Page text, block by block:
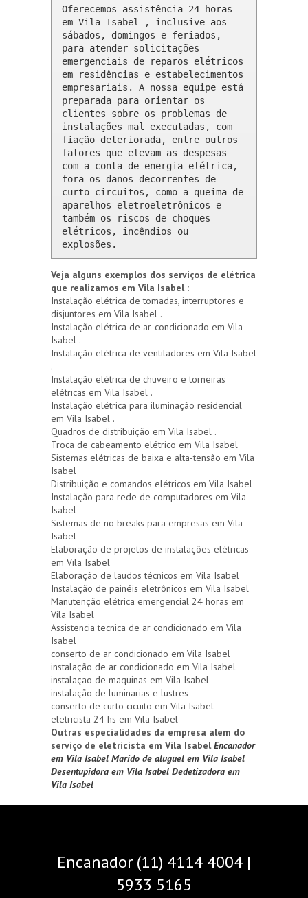
Oferecemos assistência 24 horas
em Vila Isabel , inclusive aos
sábados, domingos e feriados,
para atender solicitações
emergenciais de reparos elétricos
em residências e estabelecimentos
empresariais. A nossa equipe está
preparada para orientar os
clientes sobre os problemas de
instalações mal executadas, com
fiação deteriorada, entre outros
fatores que elevam as despesas
com a conta de energia elétrica,
fora os danos decorrentes de
curto-circuitos, como a queima de
aparelhos eletroeletrônicos e
também os riscos de choques
elétricos, incêndios ou
explosões.
Veja alguns exemplos dos serviços de elétrica
que realizamos em Vila Isabel :
Instalação elétrica de tomadas, interruptores e
disjuntores em Vila Isabel .
Instalação elétrica de ar-condicionado em Vila
Isabel .
Instalação elétrica de ventiladores em Vila Isabel
.
Instalação elétrica de chuveiro e torneiras
elétricas em Vila Isabel .
Instalação elétrica para iluminação residencial
em Vila Isabel .
Quadros de distribuição em Vila Isabel .
Troca de cabeamento elétrico em Vila Isabel
Sistemas elétricas de baixa e alta-tensão em Vila
Isabel
Distribuição e comandos elétricos em Vila Isabel
Instalação para rede de computadores em Vila
Isabel
Sistemas de no breaks para empresas em Vila
Isabel
Elaboração de projetos de instalações elétricas
em Vila Isabel
Elaboração de laudos técnicos em Vila Isabel
Instalação de painéis eletrônicos em Vila Isabel
Manutenção elétrica emergencial 24 horas em
Vila Isabel
Assistencia tecnica de ar condicionado em Vila
Isabel
conserto de ar condicionado em Vila Isabel
instalação de ar condicionado em Vila Isabel
instalaçao de maquinas em Vila Isabel
instalação de luminarias e lustres
conserto de curto cicuito em Vila Isabel
eletricista 24 hs em Vila Isabel
Outras especialidades da empresa alem do
serviço de eletricista em Vila Isabel Encanador
em Vila Isabel Marido de aluguel em Vila Isabel
Desentupidora em Vila Isabel Dedetizadora em
Vila Isabel
Encanador (11) 4114 4004 |
5933 5165